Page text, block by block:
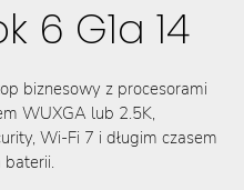
6 G1a 14
biznesowy z procesorami
WUXGA lub 2.5K,
Wi-Fi 7 i długim czasem
baterii.